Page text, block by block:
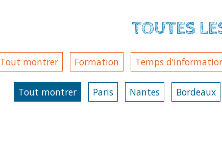
TOUTES
Tout montrer Formation Temps
Tout montrer Paris Nantes Bordeaux